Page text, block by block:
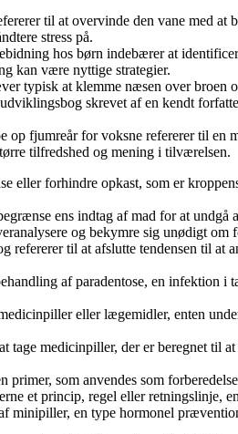
til at overvinde den vane med at
stress på.
hos børn indebærer at
kan være nyttige strategier.
typisk at klemme næsen over broen
skrevet af en kendt
fjumreår for voksne refererer til en
tilfredshed og mening i tilværelsen.
eller forhindre opkast, som er
ens indtag af mad for at
og bekymre sig unødigt
til at afslutte tendensen til at
af paradentose, en
eller lægemidler, enten
tage medicinpiller, der er beregnet
primer, som anvendes som
et princip, regel eller retningslinje,
minipiller, en type hormonel